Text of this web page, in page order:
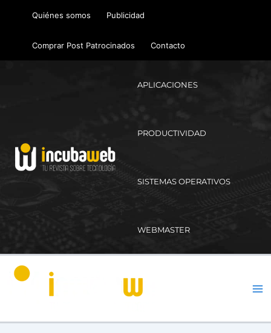
Quiénes somos Publicidad
Comprar Post Patrocinados Contacto
APLICACIONES
PRODUCTIVIDAD
SISTEMAS OPERATIVOS
WEBMASTER